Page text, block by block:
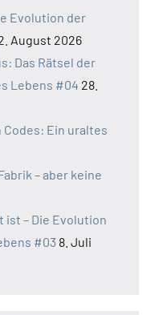
Evolution der
August 2026
Das Rätsel der
Lebens #04 28.
Ein uraltes
– aber keine
ist – Die Evolution
#03 8. Juli